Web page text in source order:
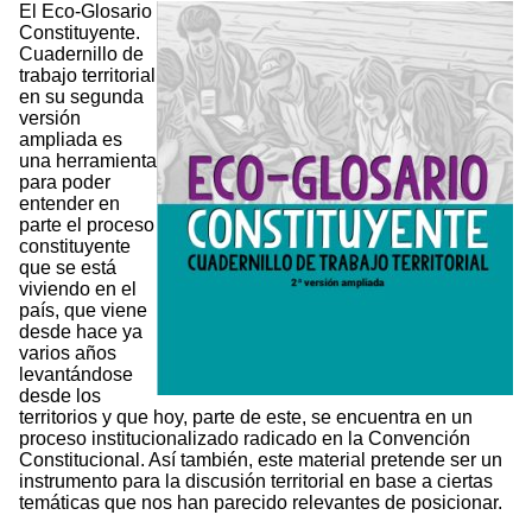
El Eco-Glosario
Constituyente.
Cuadernillo de
trabajo territorial
en su segunda
versión
ampliada es
una herramienta
para poder
entender en
parte el proceso
constituyente
que se está
viviendo en el
país, que viene
desde hace ya
varios años
levantándose
desde los
territorios y que hoy, parte de este, se encuentra en un
proceso institucionalizado radicado en la Convención
Constitucional. Así también, este material pretende ser un
instrumento para la discusión territorial en base a ciertas
temáticas que nos han parecido relevantes de posicionar.